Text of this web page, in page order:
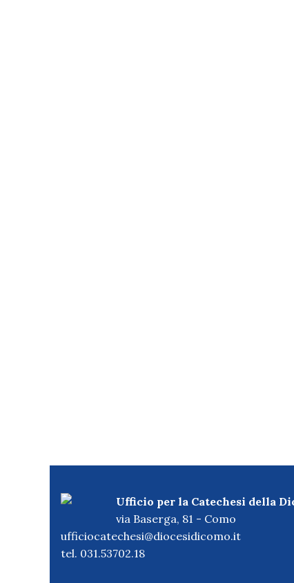
Ufficio per la Catechesi della
via Baserga, 81 - Como
ufficiocatechesi@diocesidicomo.it
tel. 031.53702.18